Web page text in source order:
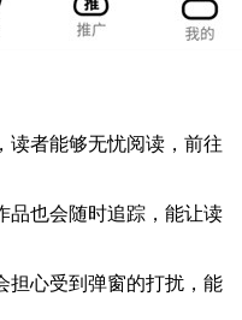
者能够无忧阅读，前往
也会随时追踪，能让读
心受到弹窗的打扰，能